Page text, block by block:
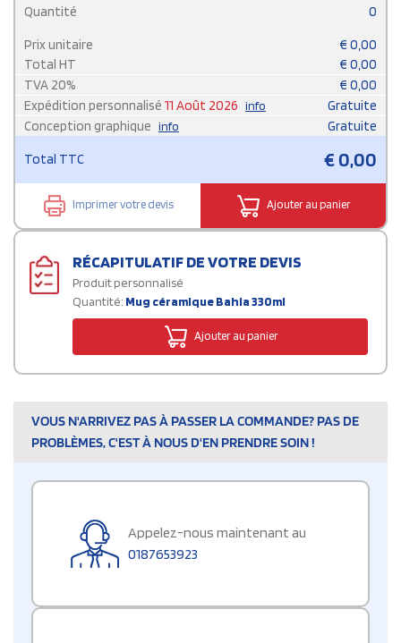
Quantité 0
Prix unitaire € 0,00
Total HT
€ 0,00
TVA 20% € 0,00
Expédition personnalisé 11 Août 2026 info
Gratuite
Conception graphique info Gratuite
Total TTC €0,00
Imprimer votre devis Ajouter au panier
RÉCAPITULATIF DE VOTRE DEVIS
Produit personnalisé
Quantité: Mug céramique Bahia 330ml
Ajouter au panier
VOUS N'ARRIVEZ PAS À PASSER LA COMMANDE? PAS DE
PROBLÈMES, C'EST À NOUS D'EN PRENDRE SOIN !
Appelez-nous maintenant au
0187653923